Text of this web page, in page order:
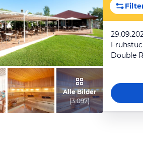
Januar 2018
Alle Bilder
(3.097)
Double